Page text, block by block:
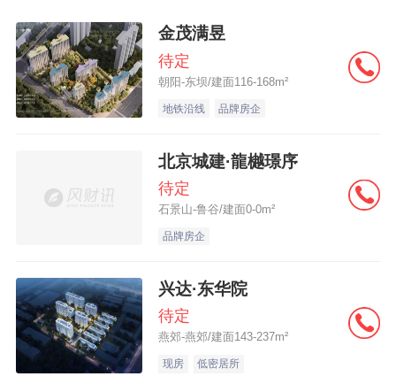
金茂满昱
待定
朝阳-东坝/建面116-168m²
地铁沿线 品牌房企
北京城建·龍樾璟序
待定
石景山-鲁谷/建面0-0m²
品牌房企
兴达·东华院
待定
燕郊-燕郊/建面143-237m²
现房 低密居所